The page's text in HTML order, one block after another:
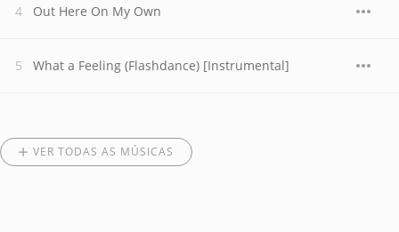
Out Here On My Own
What a Feeling (Flashdance) [Instrumental]
VER TODAS AS MÚSICAS